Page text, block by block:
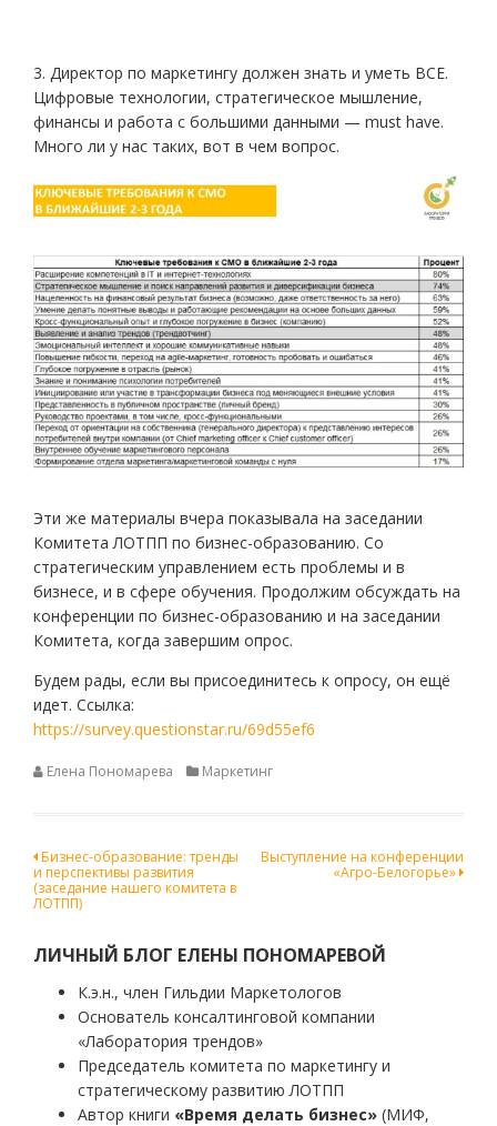
3. Директор по маркетингу должен знать и уметь ВСЕ.
Цифровые технологии, стратегическое мышление,
финансы и работа с большими данными — must have.
Много ли у нас таких, вот в чем вопрос.
Эти же материалы вчера показывала на заседании
Комитета ЛОТПП по бизнес-образованию. Со
стратегическим управлением есть проблемы и в
бизнесе, и в сфере обучения. Продолжим обсуждать на
конференции по бизнес-образованию и на заседании
Комитета, когда завершим опрос.
Будем рады, если вы присоединитесь к опросу, он ещё
идет. Ссылка:
https://survey.questionstar.ru/69d55ef6
Елена Пономарева Маркетинг
Навигация
по
Бизнес-образование: тренды
и перспективы развития
(заседание нашего комитета в
ЛОТПП)
Выступление на конференции
«Агро-Белогорье»
ЛИЧНЫЙ БЛОГ ЕЛЕНЫ ПОНОМАРЕВОЙ
К.э.н., член Гильдии Маркетологов
Основатель консалтинговой компании
«Лаборатория трендов»
Председатель комитета по маркетингу и
стратегическому развитию ЛОТПП
Автор книги «Время делать бизнес» (МИФ,